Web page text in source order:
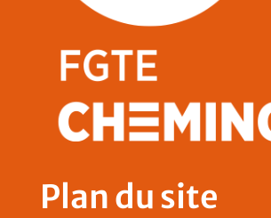
Plan du site